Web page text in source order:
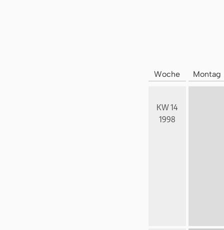
Woche Montag
KW 14
1998